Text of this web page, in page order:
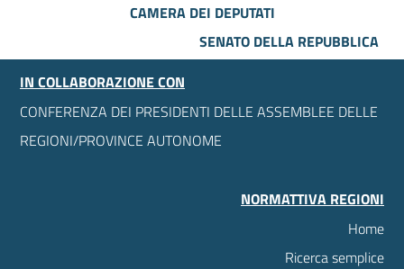
CAMERA DEI DEPUTATI
SENATO DELLA REPUBBLICA
IN COLLABORAZIONE CON
CONFERENZA DEI PRESIDENTI DELLE ASSEMBLEE DELLE
REGIONI/PROVINCE AUTONOME
NORMATTIVA REGIONI
Home
Ricerca semplice